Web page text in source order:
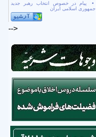
پیام در خصوص انتخاب رهبر جدید
جمهوری اسلامی ایران
-->